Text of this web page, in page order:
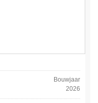
Bouwjaar
2026